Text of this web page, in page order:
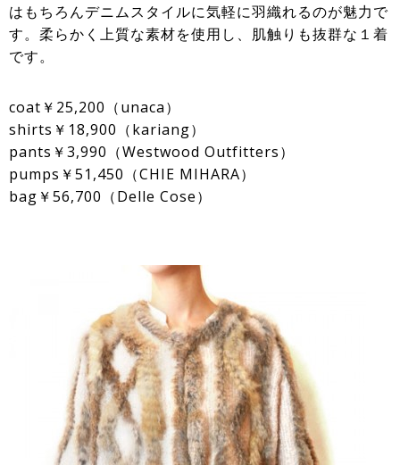
はもちろんデニムスタイルに気軽に羽織れるのが魅力で
す。柔らかく上質な素材を使用し、肌触りも抜群な１着
です。
coat￥25,200（unaca）
shirts￥18,900（kariang）
pants￥3,990（Westwood Outfitters）
pumps￥51,450（CHIE MIHARA）
bag￥56,700（Delle Cose）